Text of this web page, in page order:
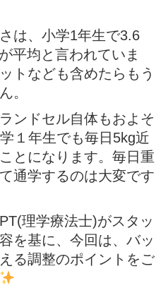
は、小学1年生で3.6
平均と言われていま
トなども含めたらもう
。
ンドセル自体もおよそ
１年生でも毎日5kg近
とになります。毎日重
通学するのは大変です
理学療法士)がスタッ
を基に、今回は、バッ
る調整のポイントをご